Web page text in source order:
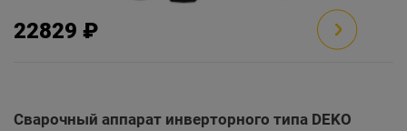
22829 ₽
Сварочный аппарат инверторного типа DEKO